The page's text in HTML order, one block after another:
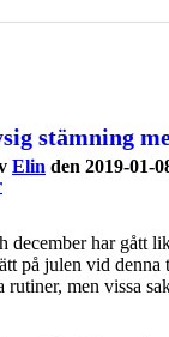
stämning
Elin den 2019-01-
december har gått
på julen vid denna
rutiner, men vissa